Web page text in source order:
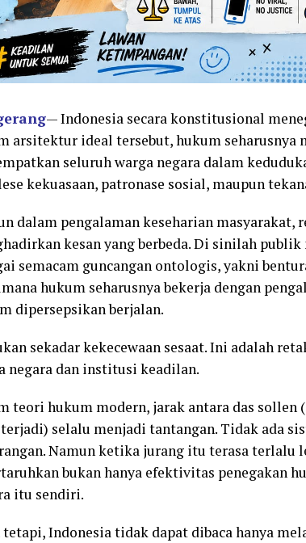
— Indonesia secara konstitusional
arsitektur ideal tersebut, hukum seharusnya
seluruh warga negara dalam
kekuasaan, patronase sosial, maupun
dalam pengalaman keseharian
kesan yang berbeda. Di sinilah
semacam guncangan ontologis, yakni
hukum seharusnya bekerja dengan
dipersepsikan berjalan.
sekadar kekecewaan sesaat. Ini adalah
negara dan institusi keadilan.
teori hukum modern, jarak antara das sollen
selalu menjadi tantangan. Tidak ada
Namun ketika jurang itu terasa terlalu
bukan hanya efektivitas penegakan
itu sendiri.
tetapi, Indonesia tidak dapat dibaca hanya